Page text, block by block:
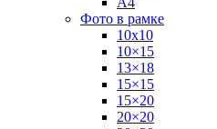
Фото в рамке
10х10
10×15
13×18
15×15
15×20
20×20